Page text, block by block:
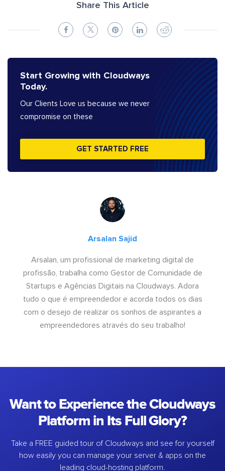
Share This Article
Start Growing with Cloudways
Today.
Our Clients Love us because we never
compromise on these
GET STARTED FREE
Arsalan Sajid
Arsalan, um profissional de marketing digital de
profissão, trabalha como Gestor de Comunidade de
Startups e Agências Digitais na Cloudways. Adora
tudo o que é empreendedor e acorda todos os dias
com o desejo de realizar os sonhos de aspirantes a
empreendedores através do seu trabalho!
Want to Experience the Cloudways
Platform in Its Full Glory?
Take a FREE guided tour of Cloudways and see for yourself
how easily you can manage your server & apps on the
leading cloud-hosting platform.